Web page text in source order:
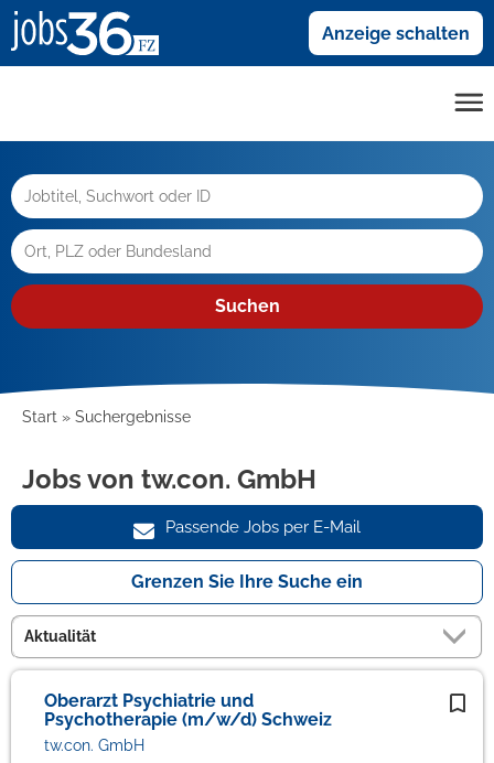
Anzeige schalten
Suchen
Start Suchergebnisse
Jobs von tw.con. GmbH
Passende Jobs per E-Mail
Grenzen Sie Ihre Suche ein
Oberarzt Psychiatrie und
Psychotherapie (m/w/d) Schweiz
tw.con. GmbH